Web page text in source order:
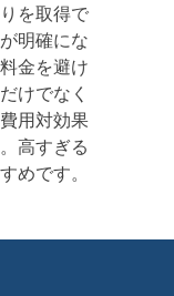
を取得で
明確にな
金を避け
けでなく
用対効果
高すぎる
めです。